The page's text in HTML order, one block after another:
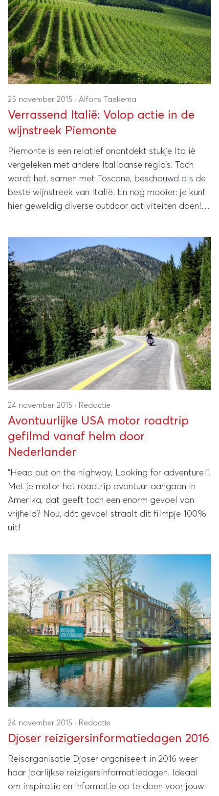
25 november 2015 · Alfons Taekema
Verrassend Italië: Volop actie in de
wijnstreek Piemonte
Piemonte is een relatief onontdekt stukje Italië
vergeleken met andere Italiaanse regio’s. Toch
wordt het, samen met Toscane, beschouwd als de
beste wijnstreek van Italië. En nog mooier: je kunt
hier geweldig diverse outdoor activiteiten doen!
24 november 2015 · Redactie
Avontuurlijke USA motor roadtrip
gefilmd vanaf helm door
Nederlander
"Head out on the highway, Looking for adventure!".
Met je motor het roadtrip avontuur aangaan in
Amerika, dat geeft toch een enorm gevoel van
vrijheid? Nou, dát gevoel straalt dit filmpje 100%
uit!
24 november 2015 · Redactie
Djoser reizigersinformatiedagen 2016
Reisorganisatie Djoser organiseert in 2016 weer
haar jaarlijkse reizigersinformatiedagen. Ideaal
om inspiratie en informatie op te doen voor jouw